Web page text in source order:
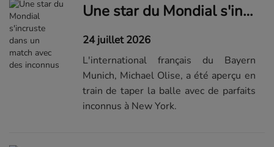
Une star du Mondial s'incruste dans un match avec des inconnus
24 juillet 2026
L'international français du Bayern
Munich, Michael Olise, a été aperçu en
train de taper la balle avec de parfaits
inconnus à New York.